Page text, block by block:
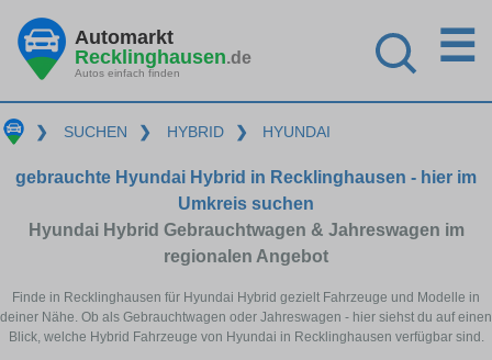
Automarkt
Recklinghausen.de
Autos einfach finden
☰
❯ SUCHEN ❯ HYBRID ❯ HYUNDAI
gebrauchte Hyundai Hybrid in Recklinghausen - hier im
Umkreis suchen
Hyundai Hybrid Gebrauchtwagen & Jahreswagen im
regionalen Angebot
Finde in Recklinghausen für Hyundai Hybrid gezielt Fahrzeuge und Modelle in
deiner Nähe. Ob als Gebrauchtwagen oder Jahreswagen - hier siehst du auf einen
Blick, welche Hybrid Fahrzeuge von Hyundai in Recklinghausen verfügbar sind.